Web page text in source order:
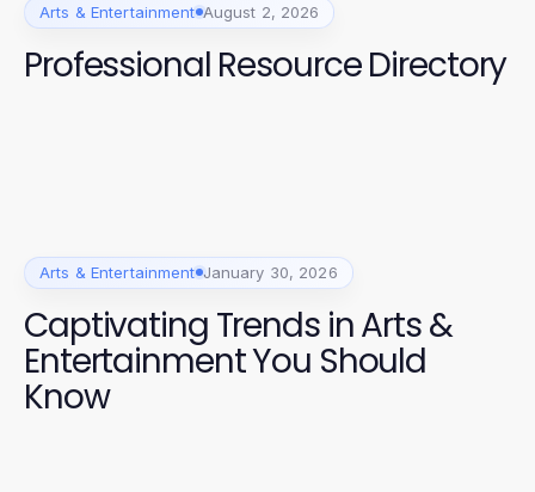
Arts & Entertainment August 2, 2026
Professional Resource Directory
Arts & Entertainment January 30, 2026
Captivating Trends in Arts &
Entertainment You Should
Know